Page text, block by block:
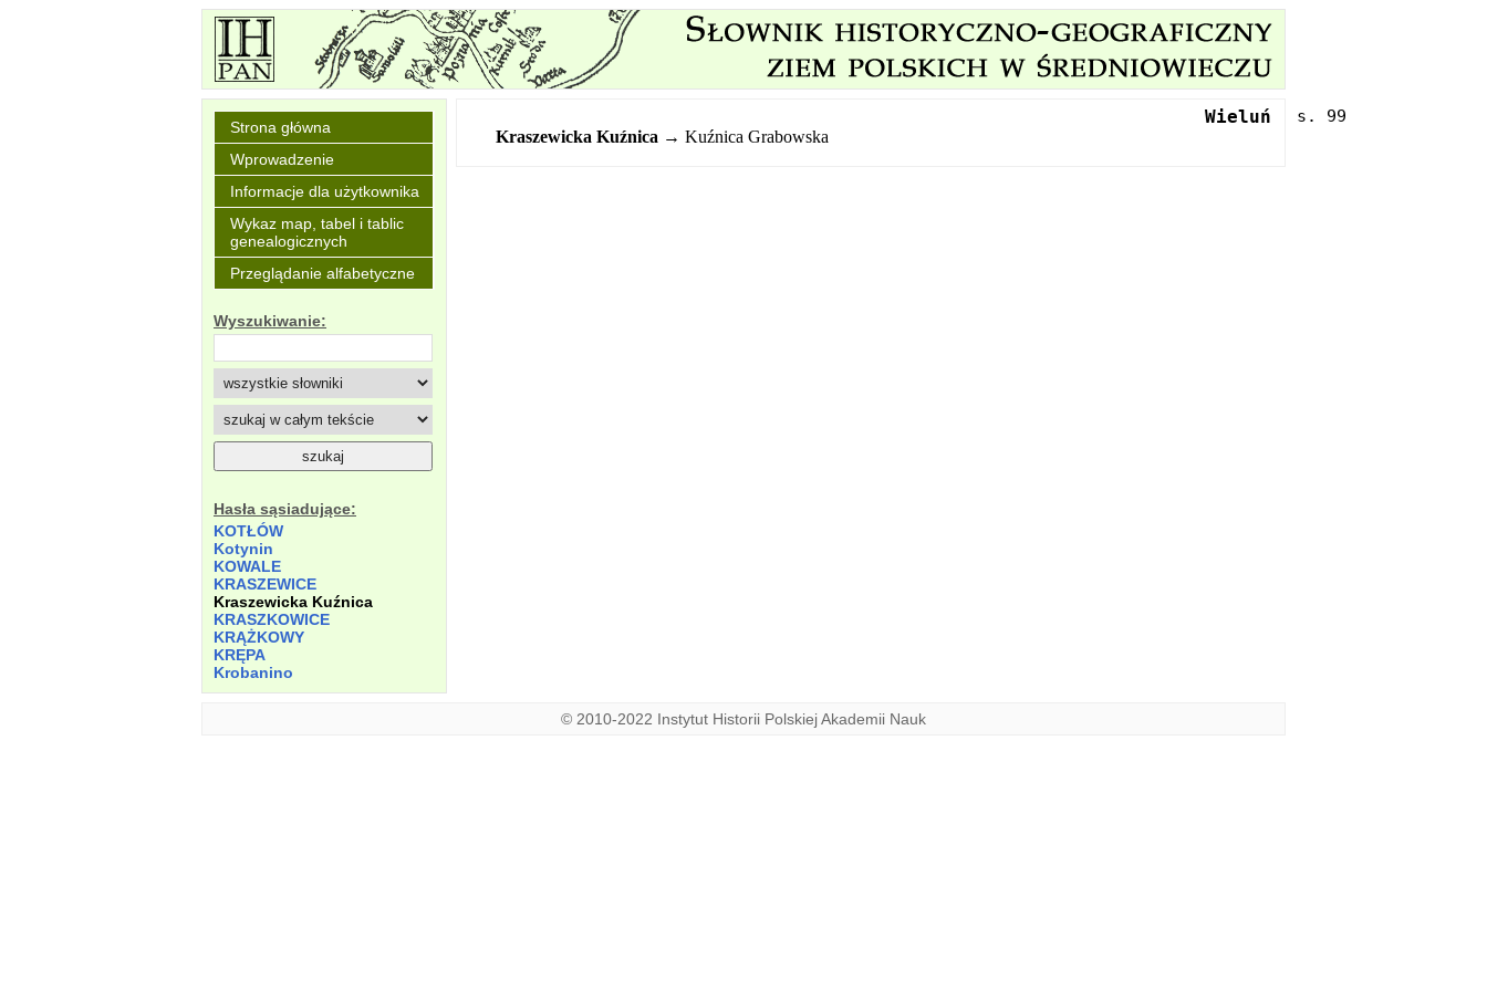
Strona główna
Wprowadzenie
Informacje dla użytkownika
Wykaz map, tabel i tablic
genealogicznych
Przeglądanie alfabetyczne
Wyszukiwanie:
Hasła sąsiadujące:
KOTŁÓW
Kotynin
KOWALE
KRASZEWICE
Kraszewicka Kuźnica
KRASZKOWICE
KRĄŻKOWY
KRĘPA
Krobanino
Wieluń
Kraszewicka Kuźnica → Kuźnica Grabowska
© 2010-2022 Instytut Historii Polskiej Akademii Nauk